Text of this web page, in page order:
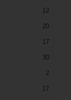
12
20
17
30
2
17